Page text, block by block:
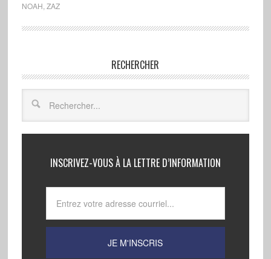
NOAH ZAZ
RECHERCHER
INSCRIVEZ-VOUS À LA LETTRE D’INFORMATION